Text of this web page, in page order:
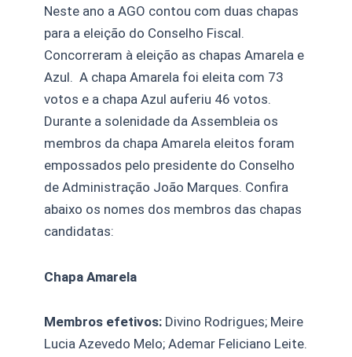
Neste ano a AGO contou com duas chapas
para a eleição do Conselho Fiscal.
Concorreram à eleição as chapas Amarela e
Azul. A chapa Amarela foi eleita com 73
votos e a chapa Azul auferiu 46 votos.
Durante a solenidade da Assembleia os
membros da chapa Amarela eleitos foram
empossados pelo presidente do Conselho
de Administração João Marques. Confira
abaixo os nomes dos membros das chapas
candidatas:
Chapa Amarela
Membros efetivos: Divino Rodrigues; Meire
Lucia Azevedo Melo; Ademar Feliciano Leite.